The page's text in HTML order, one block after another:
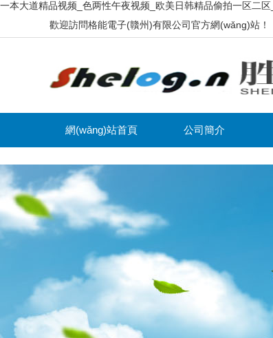
一本大道精品视频_色两性午夜视频_欧美日韩精品偷拍一区二
歡迎訪問格能電子(贛州)有限公司官方網(wǎng)站！
網(wǎng)站首頁 公司簡介